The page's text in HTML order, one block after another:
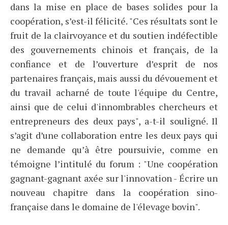
dans la mise en place de bases solides pour la
coopération, s’est-il félicité. "Ces résultats sont le
fruit de la clairvoyance et du soutien indéfectible
des gouvernements chinois et français, de la
confiance et de l’ouverture d’esprit de nos
partenaires français, mais aussi du dévouement et
du travail acharné de toute l'équipe du Centre,
ainsi que de celui d'innombrables chercheurs et
entrepreneurs des deux pays", a-t-il souligné. Il
s’agit d’une collaboration entre les deux pays qui
ne demande qu’à être poursuivie, comme en
témoigne l’intitulé du forum : "Une coopération
gagnant-gagnant axée sur l'innovation - Écrire un
nouveau chapitre dans la coopération sino-
française dans le domaine de l'élevage bovin".